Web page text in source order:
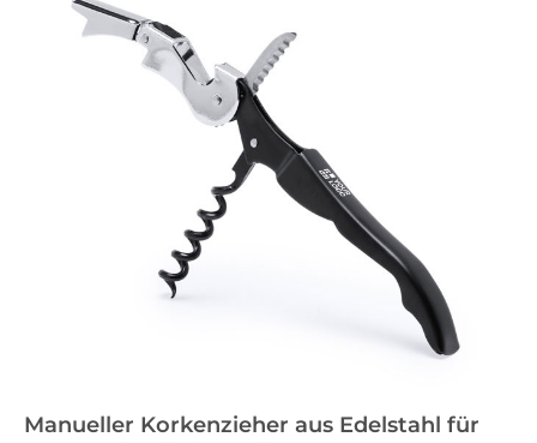
Manueller Korkenzieher aus Edelstahl für